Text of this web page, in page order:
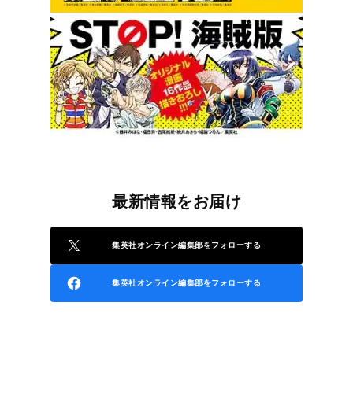
最新情報をお届け
集英社オンライン編集部をフォローする
集英社オンライン編集部をフォローする